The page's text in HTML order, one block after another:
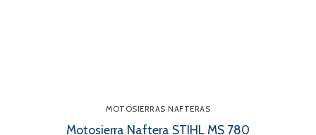
MOTOSIERRAS NAFTERAS
Motosierra Naftera STIHL MS 780